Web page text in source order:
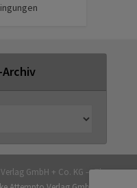
GmbH + Co. KG — Theme